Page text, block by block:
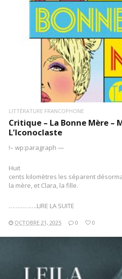
LIRE LA
LITTÉRATURE FRANCOPHONE
Critique – La Bonne Mère –
L’Iconoclaste
!– wp:paragraph —
Huit
cents kilomètres les séparent
la mère, et Clara, la fille.
…………….LIRE LA SUITE
OCTOBRE 21, 2025 0 0